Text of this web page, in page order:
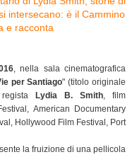
, nella sala cinematografica
per Santiago" (titolo originale
Lydia B. Smith, film
American Documentary
Hollywood Film Festival, Port
la fruizione di una pellicola